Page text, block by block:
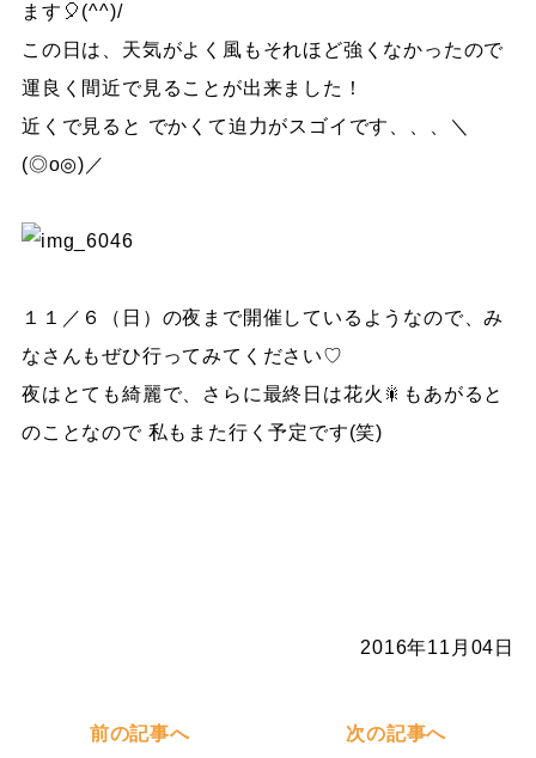
ます🎈(^^)/
この日は、天気がよく風もそれほど強くなかったので
運良く間近で見ることが出来ました！
近くで見ると でかくて迫力がスゴイです、、、＼
(◎o◎)／
１１／６（日）の夜まで開催しているようなので、み
なさんもぜひ行ってみてください♡
夜はとても綺麗で、さらに最終日は花火🎇もあがると
のことなので 私もまた行く予定です(笑)
2016年11月04日
前の記事へ 次の記事へ